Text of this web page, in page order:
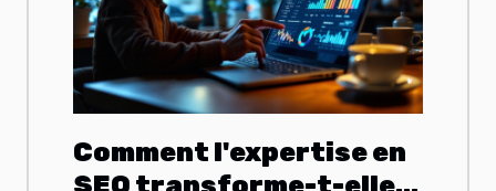
Comment l'expertise en